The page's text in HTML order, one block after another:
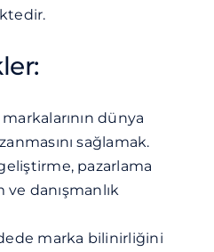
dünya
sağlamak.
pazarlama
danışmanlık
marka bilinirliğini